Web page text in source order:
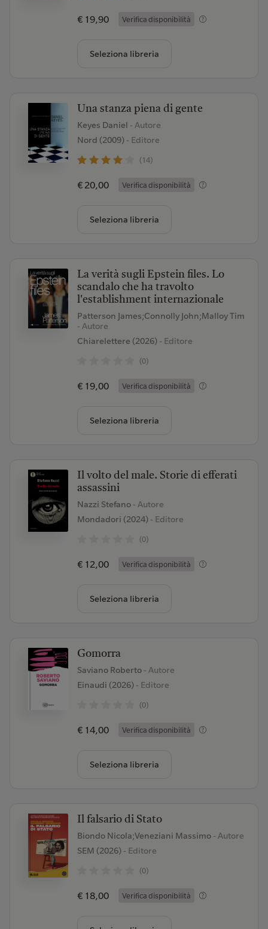
€ 19,90 Verifica disponibilità
Seleziona libreria
Una stanza piena di gente
Keyes Daniel - Autore
Nord (2009)- Editore
(14)
€ 20,00 Verifica disponibilità
Seleziona libreria
La verità sugli Epstein files. Lo
scandalo che ha travolto
l'establishment internazionale
Patterson James;Connolly John;Malloy Tim
- Autore
Chiarelettere (2026)- Editore
(0)
€ 19,00 Verifica disponibilità
Seleziona libreria
Il volto del male. Storie di efferati
assassini
Nazzi Stefano - Autore
Mondadori (2024)- Editore
(0)
€ 12,00 Verifica disponibilità
Seleziona libreria
Gomorra
Saviano Roberto - Autore
Einaudi (2026)- Editore
(0)
€ 14,00 Verifica disponibilità
Seleziona libreria
Il falsario di Stato
Biondo Nicola;Veneziani Massimo - Autore
SEM (2026)- Editore
(0)
€ 18,00 Verifica disponibilità